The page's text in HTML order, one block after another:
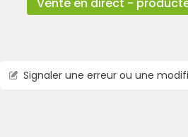
Signaler une erreur ou une